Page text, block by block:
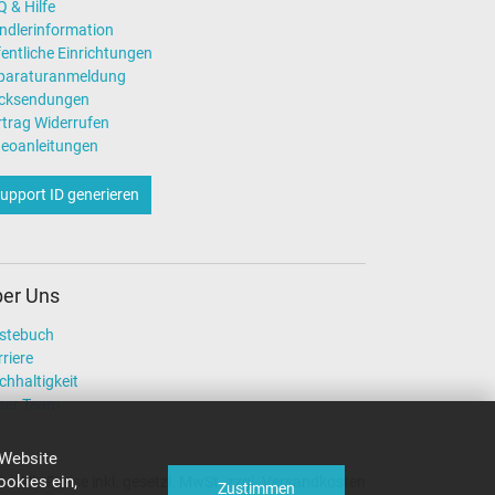
ein,
Zustimmen
& Hilfe
Einrichtungen
Widerrufen
ID generieren
Uns
Team
Alle Preise inkl. gesetzl. MwSt. zzgl. Versandkosten